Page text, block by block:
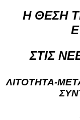
Η ΘΕΣΗ
ΣΤΙΣ
ΛΙΤΟΤΗΤΑ-